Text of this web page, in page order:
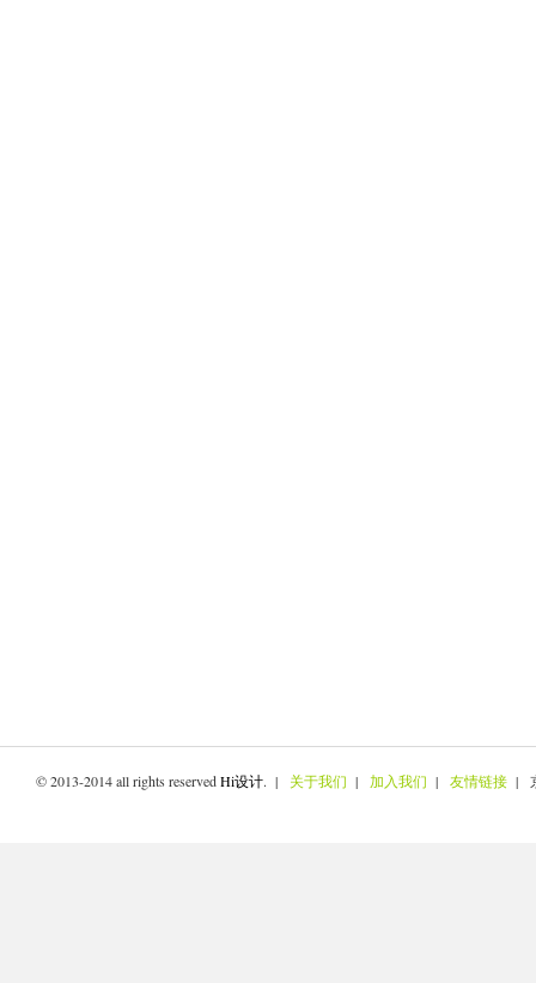
© 2013-2014 all rights reservedHi设计. | 关于我们 | 加入我们 | 友情链接 |